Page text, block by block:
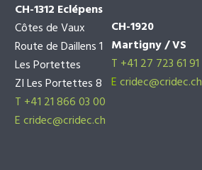
CH-1312 Eclépens
Côtes de Vaux
Route de Daillens 1
Les Portettes
ZI Les Portettes 8
T +41 21 866 03 00
Ecridec@cridec.ch
CH-1920
Martigny / VS
T +41 27 723 61 91
Ecridec@cridec.ch